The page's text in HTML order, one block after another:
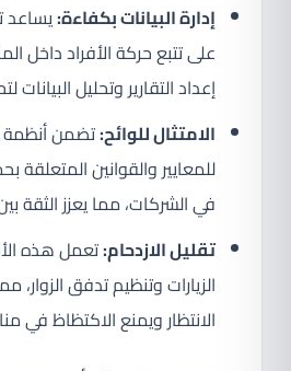
إدارة البيانات بكفاءة:يساعد
على تتبع حركة الأفراد داخل
إعداد التقارير وتحليل البيانات
الامتثال للوائح:تضمن أنظمة
للمعايير والقوانين المتعلقة
في الشركات، مما يعزز الثقة
تقليل الازدحام:تعمل هذه
الزيارات وتنظيم تدفق
الانتظار ويمنع الاكتظاظ في